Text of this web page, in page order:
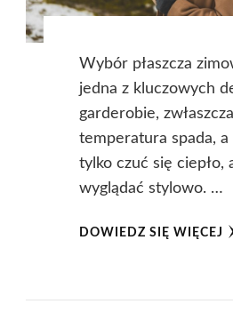
Wybór płaszcza
jedna z kluczowych
garderobie,
temperatura spada,
tylko czuć się ciepło,
wyglądać stylowo. …
DOWIEDZ SIĘ WIĘCEJ